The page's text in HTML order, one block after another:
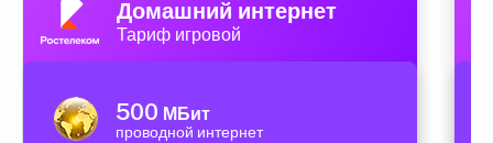
Домашний интернет
Тариф игровой
500 МБит
проводной интернет